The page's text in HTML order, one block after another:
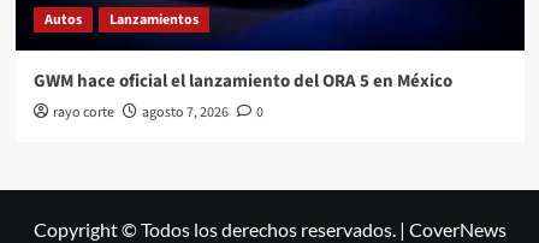
Autos Lanzamientos
GWM hace oficial el lanzamiento del ORA 5 en México
rayo corte agosto 7, 2026 0
Copyright © Todos los derechos reservados. | CoverNews